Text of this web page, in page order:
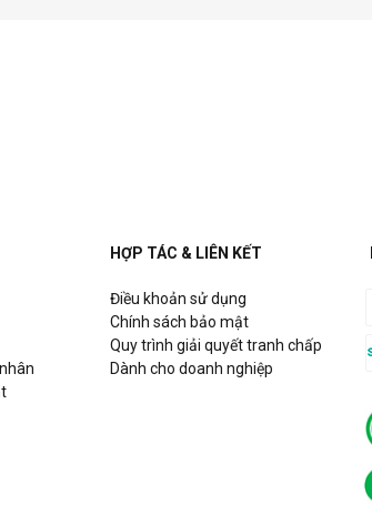
HỢP TÁC & LIÊN KẾT
Điều khoản sử dụng
Chính sách bảo mật
Quy trình giải quyết tranh chấp
Dành cho doanh nghiệp